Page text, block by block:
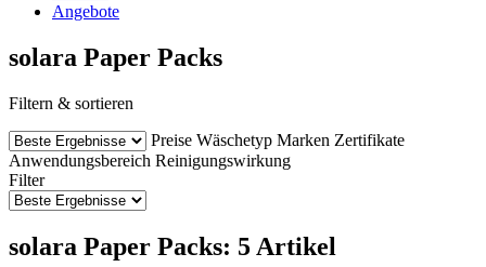
Angebote
solara Paper Packs
Filtern & sortieren
Preise Wäschetyp Marken Zertifikate
Anwendungsbereich Reinigungswirkung
Filter
solara Paper Packs: 5 Artikel